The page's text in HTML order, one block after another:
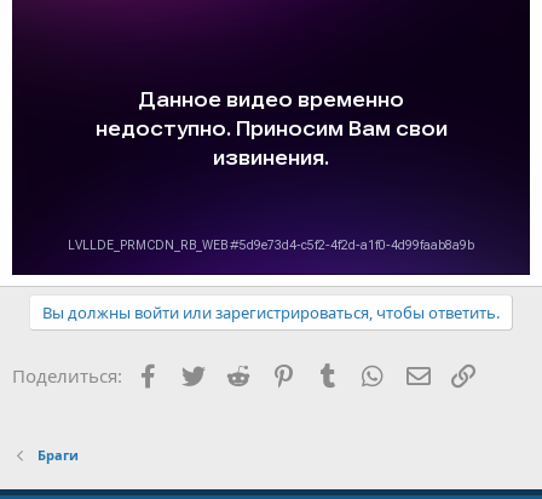
Вы должны войти или зарегистрироваться, чтобы ответить.
Поделиться: Facebook
Twitter Reddit PinterestTumblr WhatsApp
E-mail
Браги